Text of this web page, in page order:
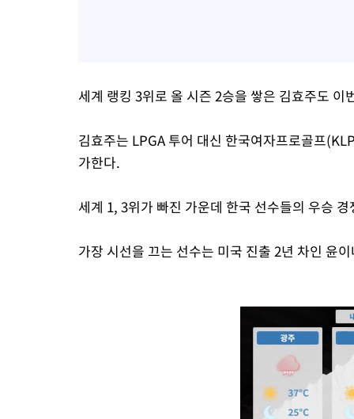
세계 랭킹 3위로 올 시즌 2승을 쌓은 김효주도 이
김효주는 LPGA 투어 대신 한국여자프로골프
가한다.
세계 1, 3위가 빠진 가운데 한국 선수들의 우승
가장 시선을 끄는 선수는 미국 진출 2년 차인 윤